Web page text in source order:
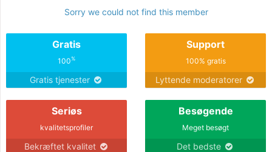
Sorry we could not find this member
Gratis
100%
Gratis tjenester
Support
100% gratis
Lyttende moderatorer
Seriøs
kvalitetsprofiler
Bekræftet kvalitet
Besøgende
Meget besøgt
Det bedste